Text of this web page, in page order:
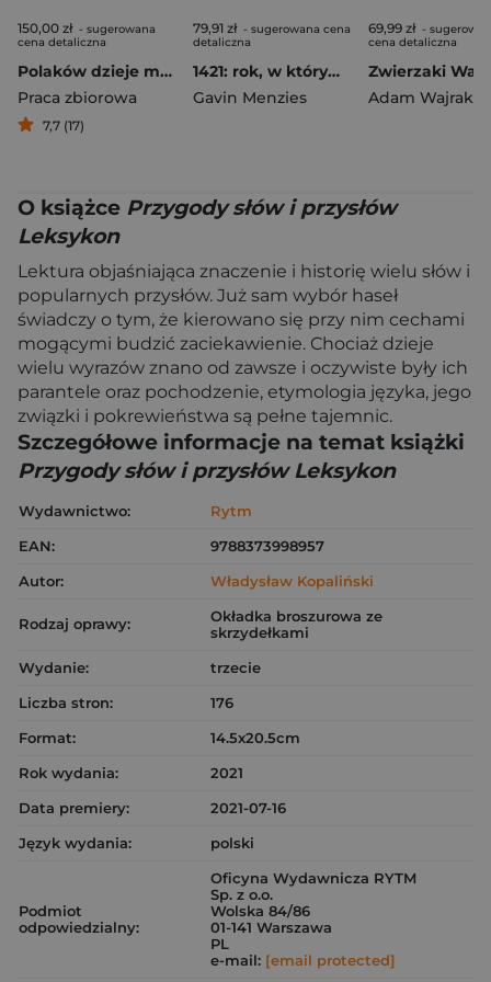
150,00 zł - sugerowana
cena detaliczna
Polaków dzieje malowane
Praca zbiorowa
7,7 (17)
79,91 zł - sugerowana cena
detaliczna
1421: rok, w którym Chińczycy odkryli Amerykę i opłynęli świat
Gavin Menzies
69,99 zł -
cena detaliczna
Zwierzaki
Adam Wajrak
O książce Przygody słów i przysłów
Leksykon
Lektura objaśniająca znaczenie i historię wielu słów i
popularnych przysłów. Już sam wybór haseł
świadczy o tym, że kierowano się przy nim cechami
mogącymi budzić zaciekawienie. Chociaż dzieje
wielu wyrazów znano od zawsze i oczywiste były ich
parantele oraz pochodzenie, etymologia języka, jego
związki i pokrewieństwa są pełne tajemnic.
Szczegółowe informacje na temat książki
Przygody słów i przysłów Leksykon
Wydawnictwo:
Rytm
EAN:
9788373998957
Autor:
Władysław Kopaliński
Rodzaj oprawy:
Okładka broszurowa ze
skrzydełkami
Wydanie:
trzecie
Liczba stron:
176
Format:
14.5x20.5cm
Rok wydania:
2021
Data premiery:
2021-07-16
Język wydania:
polski
Podmiot
odpowiedzialny:
Oficyna Wydawnicza RYTM
Sp. z o.o.
Wolska 84/86
01-141 Warszawa
PL
e-mail: [email protected]